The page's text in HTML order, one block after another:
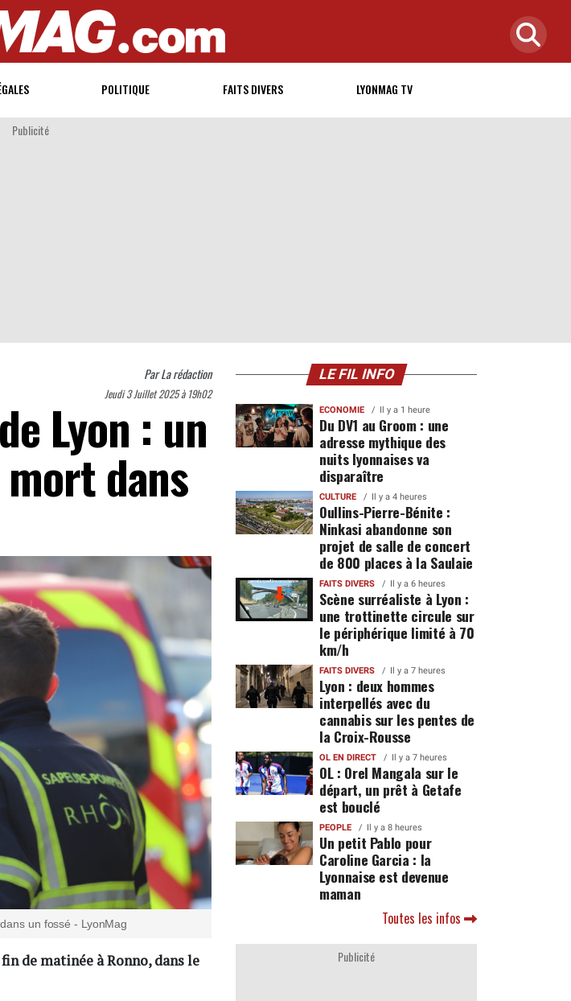
POLITIQUE FAITS DIVERS LYONMAG TV
Publicité
ParLa rédaction
Jeudi 3 Juillet 2025 à 19h02
Lyon : un
dans
un fossé - LyonMag
de matinée à Ronno, dans le
LE FIL INFO
ECONOMIE Il y a 1 heure
Du DV1 au Groom : une
adresse mythique des
nuits lyonnaises va
disparaître
CULTURE Il y a 4 heures
Oullins-Pierre-Bénite :
Ninkasi abandonne son
projet de salle de concert
de 800 places à la Saulaie
FAITS DIVERS Il y a 6 heures
Scène surréaliste à Lyon :
une trottinette circule sur
le périphérique limité à 70
km/h
FAITS DIVERS Il y a 7 heures
Lyon : deux hommes
interpellés avec du
cannabis sur les pentes de
la Croix-Rousse
OL EN DIRECT Il y a 7 heures
OL : Orel Mangala sur le
départ, un prêt à Getafe
est bouclé
PEOPLE Il y a 8 heures
Un petit Pablo pour
Caroline Garcia : la
Lyonnaise est devenue
maman
Toutes les infos
Publicité